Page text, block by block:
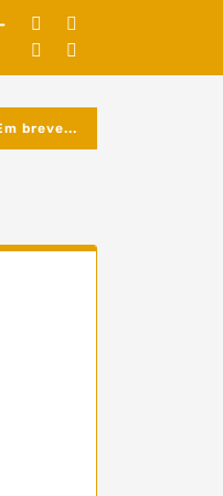
breve...